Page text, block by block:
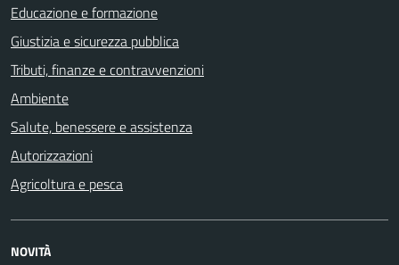
Educazione e formazione
Giustizia e sicurezza pubblica
Tributi, finanze e contravvenzioni
Ambiente
Salute, benessere e assistenza
Autorizzazioni
Agricoltura e pesca
NOVITÀ